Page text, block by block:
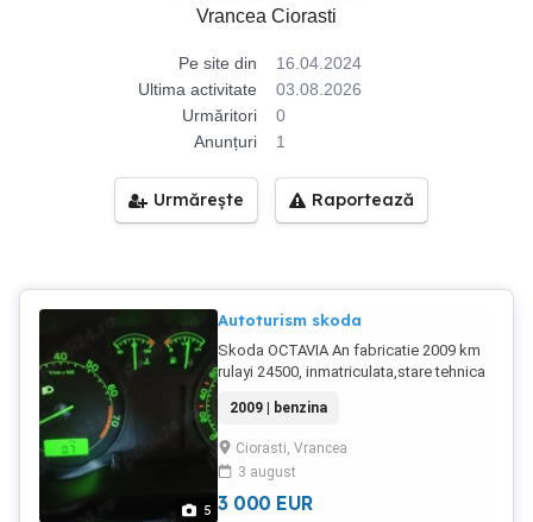
Vrancea Ciorasti
Pe site din
16.04.2024
Ultima activitate
03.08.2026
Urmăritori
0
Anunțuri
1
Urmărește Raportează
5
Autoturism skoda
Skoda OCTAVIA An fabricatie 2009 km
rulayi 24500, inmatriculata,stare tehnica
euro.motor 1,6 benzina
2009 | benzina
Ciorasti, Vrancea
3 august
3 000 EUR